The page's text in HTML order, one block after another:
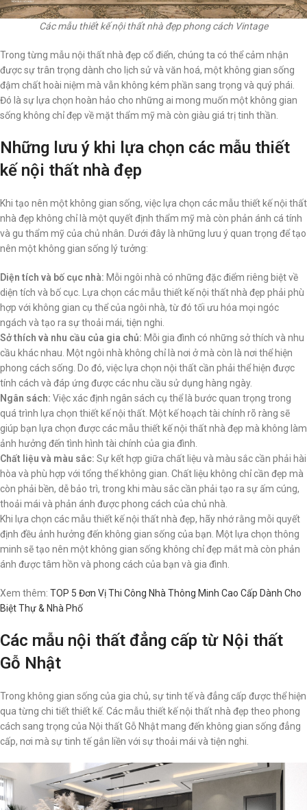
Các mẫu thiết kế nội thất nhà đẹp phong cách Vintage
Trong từng mẫu nội thất nhà đẹp cổ điển, chúng ta có thể cảm nhận
được sự trân trọng dành cho lịch sử và văn hoá, một không gian sống
đậm chất hoài niệm mà vẫn không kém phần sang trọng và quý phái.
Đó là sự lựa chọn hoàn hảo cho những ai mong muốn một không gian
sống không chỉ đẹp về mặt thẩm mỹ mà còn giàu giá trị tinh thần.
Những lưu ý khi lựa chọn các mẫu thiết
kế nội thất nhà đẹp
Khi tạo nên một không gian sống, việc lựa chọn các mẫu thiết kế nội thất
nhà đẹp không chỉ là một quyết định thẩm mỹ mà còn phản ánh cá tính
và gu thẩm mỹ của chủ nhân. Dưới đây là những lưu ý quan trọng để tạo
nên một không gian sống lý tưởng:
Diện tích và bố cục nhà: Mỗi ngôi nhà có những đặc điểm riêng biệt về
diện tích và bố cục. Lựa chọn các mẫu thiết kế nội thất nhà đẹp phải phù
hợp với không gian cụ thể của ngôi nhà, từ đó tối ưu hóa mọi ngóc
ngách và tạo ra sự thoải mái, tiện nghi.
Sở thích và nhu cầu của gia chủ: Mỗi gia đình có những sở thích và nhu
cầu khác nhau. Một ngôi nhà không chỉ là nơi ở mà còn là nơi thể hiện
phong cách sống. Do đó, việc lựa chọn nội thất cần phải thể hiện được
tính cách và đáp ứng được các nhu cầu sử dụng hàng ngày.
Ngân sách: Việc xác định ngân sách cụ thể là bước quan trọng trong
quá trình lựa chọn thiết kế nội thất. Một kế hoạch tài chính rõ ràng sẽ
giúp bạn lựa chọn được các mẫu thiết kế nội thất nhà đẹp mà không làm
ảnh hưởng đến tình hình tài chính của gia đình.
Chất liệu và màu sắc: Sự kết hợp giữa chất liệu và màu sắc cần phải hài
hòa và phù hợp với tổng thể không gian. Chất liệu không chỉ cần đẹp mà
còn phải bền, dễ bảo trì, trong khi màu sắc cần phải tạo ra sự ấm cúng,
thoải mái và phản ánh được phong cách của chủ nhà.
Khi lựa chọn các mẫu thiết kế nội thất nhà đẹp, hãy nhớ rằng mỗi quyết
định đều ảnh hưởng đến không gian sống của bạn. Một lựa chọn thông
minh sẽ tạo nên một không gian sống không chỉ đẹp mắt mà còn phản
ánh được tâm hồn và phong cách của bạn và gia đình.
Xem thêm: TOP 5 Đơn Vị Thi Công Nhà Thông Minh Cao Cấp Dành Cho
Biệt Thự & Nhà Phố
Các mẫu nội thất đẳng cấp từ Nội thất
Gỗ Nhật
Trong không gian sống của gia chủ, sự tinh tế và đẳng cấp được thể hiện
qua từng chi tiết thiết kế. Các mẫu thiết kế nội thất nhà đẹp theo phong
cách sang trọng của Nội thất Gỗ Nhật mang đến không gian sống đẳng
cấp, nơi mà sự tinh tế gắn liền với sự thoải mái và tiện nghi.